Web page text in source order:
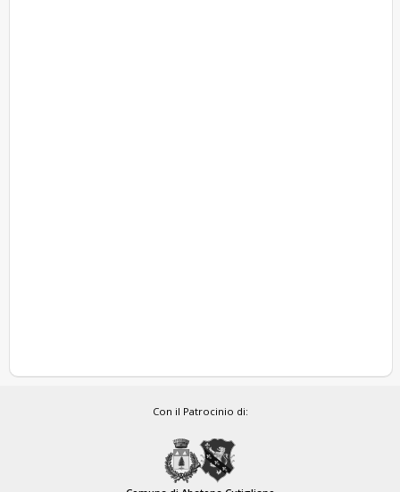
Con il Patrocinio di: